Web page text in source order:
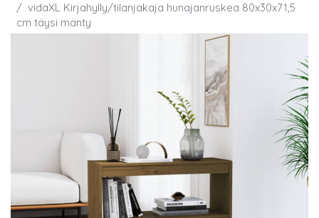
vidaXL Kirjahylly/tilanjakaja hunajanruskea 80x30x71,5
cm täysi mänty